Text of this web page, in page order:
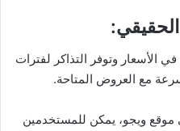
:
الأسعار وتوفر التذاكر لفترات
مع العروض المتاحة.
موقع ويجو، يمكن للمستخدمين